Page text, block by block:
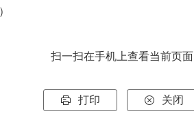
扫一扫在手机上查看当前页面
 打印  关闭